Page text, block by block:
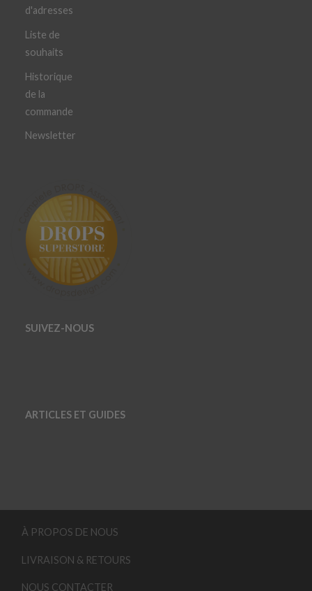
d'adresses
Liste de
souhaits
Historique
de la
commande
Newsletter
SUIVEZ-NOUS
ARTICLES ET GUIDES
À PROPOS DE NOUS
LIVRAISON & RETOURS
NOUS CONTACTER